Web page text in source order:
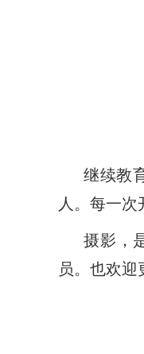
继续教
人。每一次
摄影，
员。也欢